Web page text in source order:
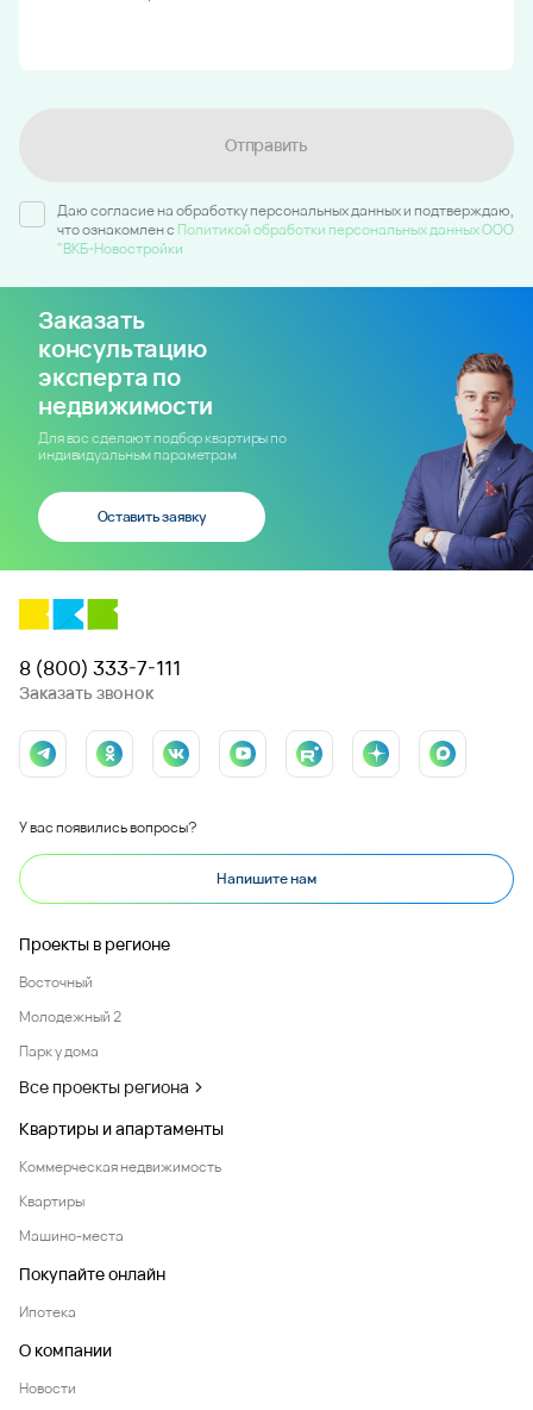
Отправить
Даю согласие на обработку персональных данных и подтверждаю,
что ознакомлен c Политикой обработки персональных данных ООО
"ВКБ-Новостройки
Заказать
консультацию
эксперта по
недвижимости
Для вас сделают подбор квартиры по
индивидуальным параметрам
Оставить заявку
8 (800) 333-7-111
Заказать звонок
У вас появились вопросы?
Напишите нам
Проекты в регионе
Восточный
Молодежный 2
Парк у дома
Все проекты региона
Квартиры и апартаменты
Коммерческая недвижимость
Квартиры
Машино-места
Покупайте онлайн
Ипотека
О компании
Новости